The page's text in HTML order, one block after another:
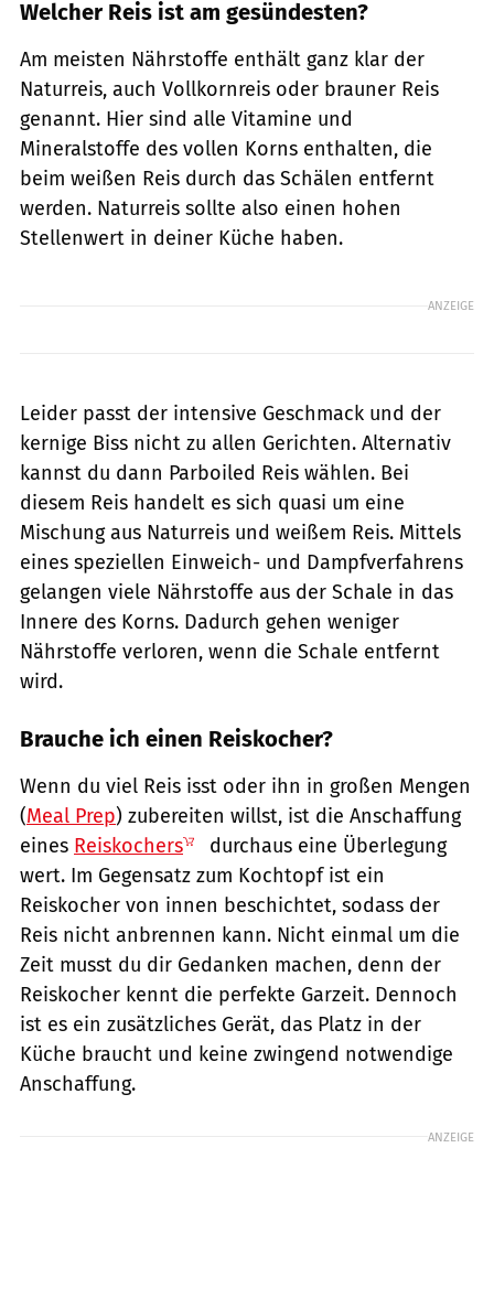
Welcher Reis ist am gesündesten?
Am meisten Nährstoffe enthält ganz klar der
Naturreis, auch Vollkornreis oder brauner Reis
genannt. Hier sind alle Vitamine und
Mineralstoffe des vollen Korns enthalten, die
beim weißen Reis durch das Schälen entfernt
werden. Naturreis sollte also einen hohen
Stellenwert in deiner Küche haben.
ANZEIGE
Leider passt der intensive Geschmack und der
kernige Biss nicht zu allen Gerichten. Alternativ
kannst du dann Parboiled Reis wählen. Bei
diesem Reis handelt es sich quasi um eine
Mischung aus Naturreis und weißem Reis. Mittels
eines speziellen Einweich- und Dampfverfahrens
gelangen viele Nährstoffe aus der Schale in das
Innere des Korns. Dadurch gehen weniger
Nährstoffe verloren, wenn die Schale entfernt
wird.
Brauche ich einen Reiskocher?
Wenn du viel Reis isst oder ihn in großen Mengen
(Meal Prep) zubereiten willst, ist die Anschaffung
eines Reiskochers
durchaus eine Überlegung
wert. Im Gegensatz zum Kochtopf ist ein
Reiskocher von innen beschichtet, sodass der
Reis nicht anbrennen kann. Nicht einmal um die
Zeit musst du dir Gedanken machen, denn der
Reiskocher kennt die perfekte Garzeit. Dennoch
ist es ein zusätzliches Gerät, das Platz in der
Küche braucht und keine zwingend notwendige
Anschaffung.
ANZEIGE